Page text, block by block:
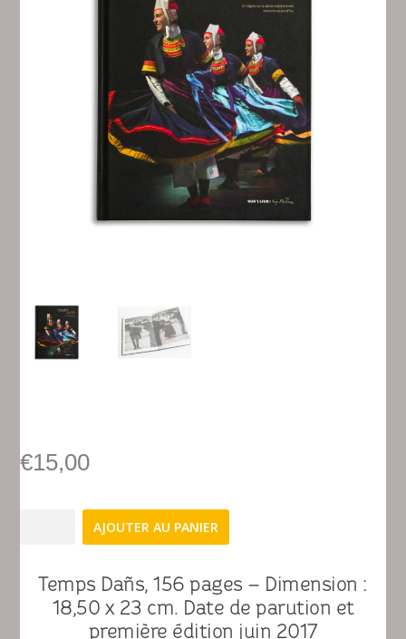
€15,00
Dañs
AJOUTER AU PANIER
Temps Dañs, 156 pages – Dimension :
18,50 x 23 cm. Date de parution et
première édition juin 2017